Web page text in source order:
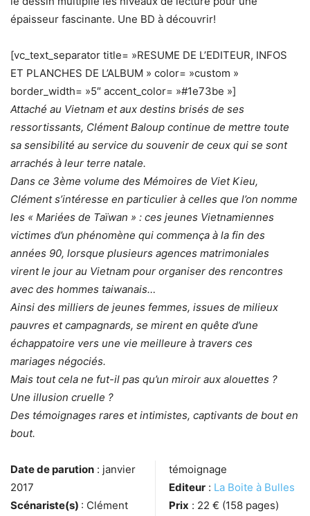
épaisseur fascinante. Une BD à découvrir!
[vc_text_separator title= »RESUME DE L’EDITEUR, INFOS
ET PLANCHES DE L’ALBUM » color= »custom »
border_width= »5″ accent_color= »#1e73be »]
Attaché au Vietnam et aux destins brisés de ses
ressortissants, Clément Baloup continue de mettre toute
sa sensibilité au service du souvenir de ceux qui se sont
arrachés à leur terre natale.
Dans ce 3ème volume des Mémoires de Viet Kieu,
Clément s’intéresse en particulier à celles que l’on nomme
les « Mariées de Taïwan » : ces jeunes Vietnamiennes
victimes d’un phénomène qui commença à la fin des
années 90, lorsque plusieurs agences matrimoniales
virent le jour au Vietnam pour organiser des rencontres
avec des hommes taiwanais…
Ainsi des milliers de jeunes femmes, issues de milieux
pauvres et campagnards, se mirent en quête d’une
échappatoire vers une vie meilleure à travers ces
mariages négociés.
Mais tout cela ne fut-il pas qu’un miroir aux alouettes ?
Une illusion cruelle ?
Des témoignages rares et intimistes, captivants de bout en
bout.
Date de parution : janvier
2017
Scénariste(s) : Clément
témoignage
Editeur : La Boite à Bulles
Prix : 22 € (158 pages)